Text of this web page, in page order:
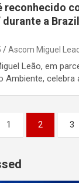
reconhecido
durante a
Ascom Miguel
Leão, em
Ambiente, celebra
1 2 3